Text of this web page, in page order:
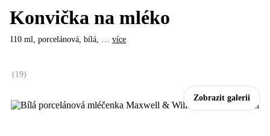
Zobrazit galerii
Konvička na mléko
110 ml, porcelánová, bílá, … více
(19)